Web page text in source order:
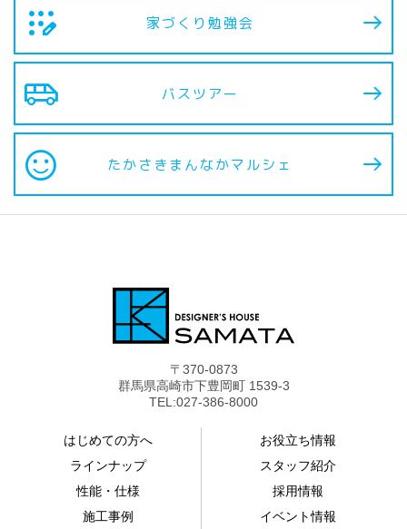
app_registration 家づくり勉強会
airport_shuttle バスツアー
sentiment_satisfied たかさきまんなかマルシェ
〒370-0873
群馬県高崎市下豊岡町 1539-3
TEL:027-386-8000
はじめての方へ
ラインナップ
性能・仕様
施工事例
お役立ち情報
スタッフ紹介
採用情報
イベント情報